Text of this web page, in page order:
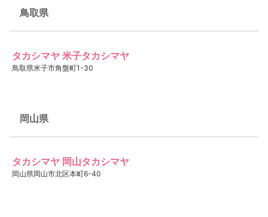
鳥取県
タカシマヤ 米子タカシマヤ
鳥取県米子市角盤町1-30
岡山県
タカシマヤ 岡山タカシマヤ
岡山県岡山市北区本町6-40